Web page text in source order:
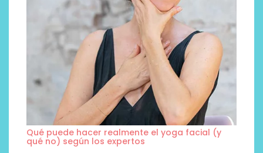
Qué puede hacer realmente el yoga facial (y
qué no) según los expertos